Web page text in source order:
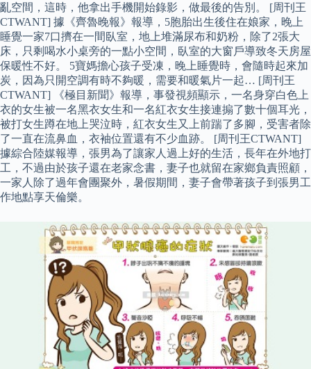
亂空間，這時，他拿出手機開始錄影，做最後的告別。 [周刊王
CTWANT] 據《齊魯晚報》報導，5胞胎出生後住在娘家，晚上
睡覺一家7口擠在一間臥室，地上堆滿尿布和奶粉，除了2張大
床，只剩喝水小桌旁的一點小空間，臥室的大窗戶導致冬天房屋
保暖性不好。 5寶媽擔心孩子受凍，晚上睡覺時，會隨時起來加
炭，因為只開空調有時不夠暖，需要和暖氣片一起… [周刊王
CTWANT] 《極目新聞》報導，事發視頻顯示，一名身穿白色上
衣的女生被一名黑衣女生和一名紅衣女生接連搧了數十個耳光，
被打女生蹲在地上哭泣時，紅衣女生又上前踹了多腳，受害者除
了一直在流鼻血，衣袖位置還有不少血跡。 [周刊王CTWANT]
據綜合陸媒報導，張男為了讓家人過上好的生活，長年在外地打
工，不過由於孩子還在老家念書，妻子也就留在家鄉負責照顧，
一家人除了過年會團聚外，暑假期間，妻子會帶著孩子到張男工
作地點享天倫樂。